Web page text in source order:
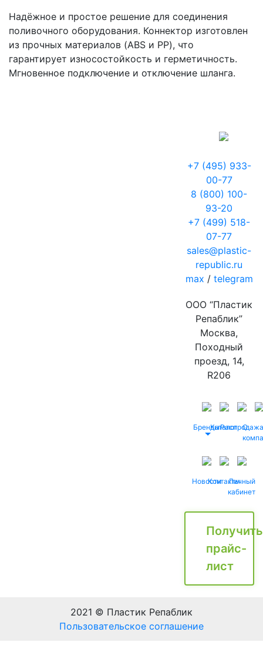
Надёжное и простое решение для соединения
поливочного оборудования. Коннектор изготовлен
из прочных материалов (ABS и PP), что
гарантирует износостойкость и герметичность.
Мгновенное подключение и отключение шланга.
+7 (495) 933-
00-77
8 (800) 100-
93-20
+7 (499) 518-
07-77
sales@plastic-
republic.ru
max / telegram
ООО “Пластик
Репаблик”
Москва,
Походный
проезд, 14,
R206
БрендыКаталог
Распродажа
О
НовостиКонтактыЛичный
кабинет
Получить
прайс-
лист
2021 © Пластик Репаблик
Пользовательское соглашение